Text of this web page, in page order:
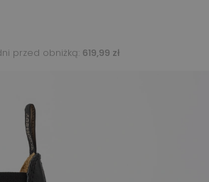
przed obniżką: 619,99 zł